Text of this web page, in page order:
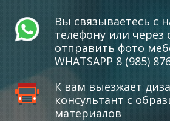
Вы связываетесь с
телефону или
отправить фото
WHATSAPP 8 (985)
К вам выезжает
консультант с
материалов